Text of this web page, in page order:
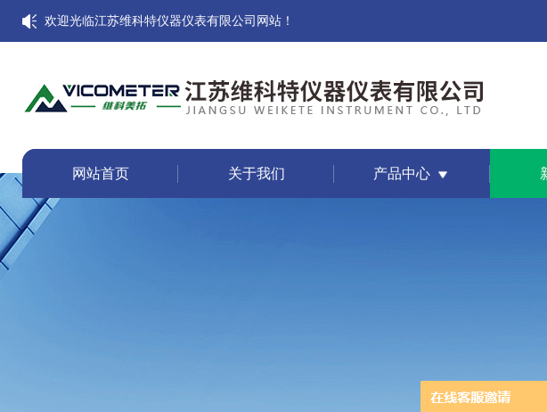
欢迎光临江苏维科特仪器仪表有限公司网站！
网站首页 关于我们 产品中心